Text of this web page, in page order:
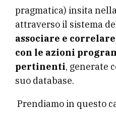
pragmatica) insita
attraverso il sistema
associare e
con le azioni
pertinenti, generate
suo database.
Prendiamo in questo